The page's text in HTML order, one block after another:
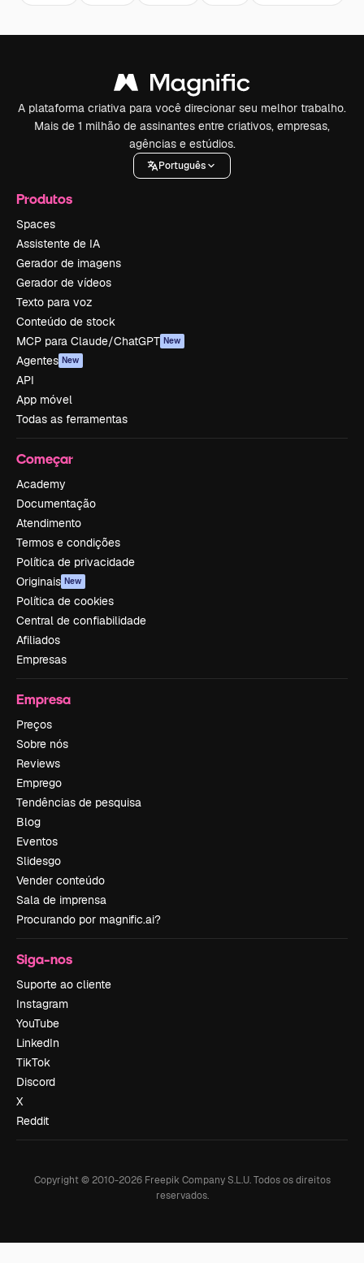
A plataforma criativa para você direcionar seu melhor trabalho.
Mais de 1 milhão de assinantes entre criativos, empresas,
agências e estúdios.
Português
Produtos
Spaces
Assistente de IA
Gerador de imagens
Gerador de vídeos
Texto para voz
Conteúdo de stock
MCP para Claude/ChatGPT New
Agentes New
API
App móvel
Todas as ferramentas
Começar
Academy
Documentação
Atendimento
Termos e condições
Política de privacidade
Originais New
Política de cookies
Central de confiabilidade
Afiliados
Empresas
Empresa
Preços
Sobre nós
Reviews
Emprego
Tendências de pesquisa
Blog
Eventos
Slidesgo
Vender conteúdo
Sala de imprensa
Procurando por magnific.ai?
Siga-nos
Suporte ao cliente
Instagram
YouTube
LinkedIn
TikTok
Discord
X
Reddit
Copyright © 2010-2026Freepik Company S.L.U. Todos os direitos
reservados.